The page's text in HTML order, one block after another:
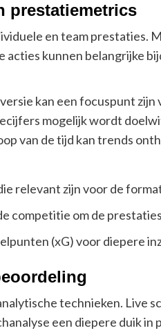
prestatiemetrics
en team prestaties.
acties kunnen belangrijke
kan een focuspunt zijn
mogelijk wordt
van de tijd kan trends
relevant zijn voor de
competitie om de
(xG) voor diepere
technieken. Live
een diepere duik in